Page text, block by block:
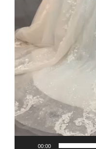
00:00